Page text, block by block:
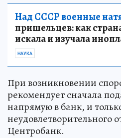
Над СССР военные
пришельцев: как
искала и изучала
НАУКА
При возникновении
рекомендует сначала
напрямую в банк, и
неудовлетворительного
Центробанк.